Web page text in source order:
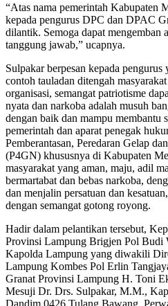
“Atas nama pemerintah Kabupaten
kepada pengurus DPC dan DPAC
dilantik. Semoga dapat mengemban
tanggung jawab,” ucapnya.
Sulpakar berpesan kepada
contoh tauladan ditengah
organisasi, semangat patriotisme
nyata dan narkoba adalah musuh
dengan baik dan mampu membantu
pemerintah dan aparat penegak
Pemberantasan, Peredaran Gelap
(P4GN) khususnya di Kabupaten
masyarakat yang aman, maju, adil
bermartabat dan bebas narkoba,
dan menjalin persatuan dan
dengan semangat gotong royong.
Hadir dalam pelantikan tersebut,
Provinsi Lampung Brigjen Pol
Kapolda Lampung yang diwakili
Lampung Kombes Pol Erlin
Granat Provinsi Lampung H. Toni
Mesuji Dr. Drs. Sulpakar, M.M.,
Dandim 0426 Tulang Bawang,